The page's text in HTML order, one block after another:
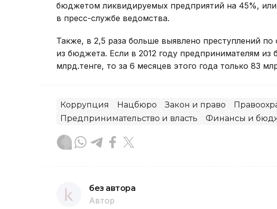
бюджетом ликвидируемых предприятий на 45%,
в пресс-службе ведомства.
Также, в 2,5 раза больше выявлено преступлений
из бюджета. Если в 2012 году предпринимателям
млрд.тенге, то за 6 месяцев этого года только 83
Коррупция Нацбюро Закон и право
Предпринимательство и власть
Финансы и
без автора
Автор